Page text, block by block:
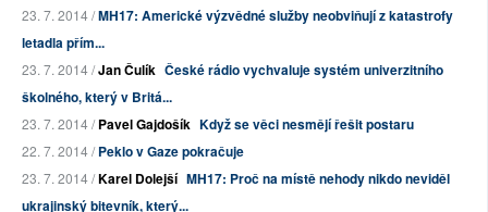
23. 7. 2014 /MH17: Americké výzvědné služby neobviňují z katastrofy
letadla přím...
23. 7. 2014 /Jan Čulík České rádio vychvaluje systém univerzitního
školného, který v Britá...
23. 7. 2014 /Pavel Gajdošík Když se věci nesmějí řešit postaru
22. 7. 2014 /Peklo v Gaze pokračuje
23. 7. 2014 /Karel Dolejší MH17: Proč na místě nehody nikdo neviděl
ukrajinský bitevník, který...